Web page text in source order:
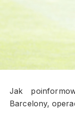
Jak
Barcelony,